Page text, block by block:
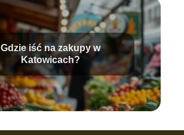
Gdzie iść na zakupy w
Katowicach?